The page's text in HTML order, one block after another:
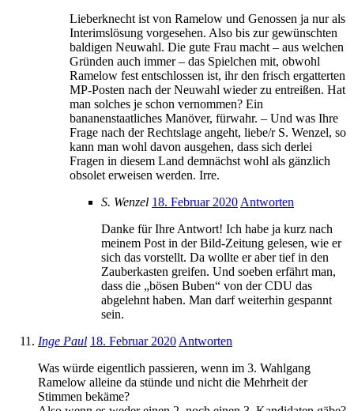
Lieberknecht ist von Ramelow und Genossen ja nur als
Interimslösung vorgesehen. Also bis zur gewünschten
baldigen Neuwahl. Die gute Frau macht – aus welchen
Gründen auch immer – das Spielchen mit, obwohl
Ramelow fest entschlossen ist, ihr den frisch ergatterten
MP-Posten nach der Neuwahl wieder zu entreißen. Hat
man solches je schon vernommen? Ein
bananenstaatliches Manöver, fürwahr. – Und was Ihre
Frage nach der Rechtslage angeht, liebe/r S. Wenzel, so
kann man wohl davon ausgehen, dass sich derlei
Fragen in diesem Land demnächst wohl als gänzlich
obsolet erweisen werden. Irre.
S. Wenzel 18. Februar 2020 Antworten
Danke für Ihre Antwort! Ich habe ja kurz nach
meinem Post in der Bild-Zeitung gelesen, wie er
sich das vorstellt. Da wollte er aber tief in den
Zauberkasten greifen. Und soeben erfährt man,
dass die „bösen Buben“ von der CDU das
abgelehnt haben. Man darf weiterhin gespannt
sein.
Inge Paul 18. Februar 2020 Antworten
Was würde eigentlich passieren, wenn im 3. Wahlgang
Ramelow alleine da stünde und nicht die Mehrheit der
Stimmen bekäme?